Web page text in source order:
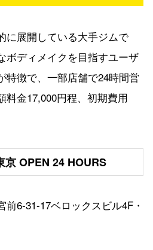
に展開している大手ジムで
ボディメイクを目指すユーザ
特徴で、一部店舗で24時間営
料金17,000円程、初期費用
京 OPEN 24 HOURS
6-31-17ベロックスビル4F・